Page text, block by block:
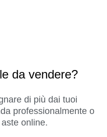
da vendere?
di più dai tuoi
professionalmente o
online.